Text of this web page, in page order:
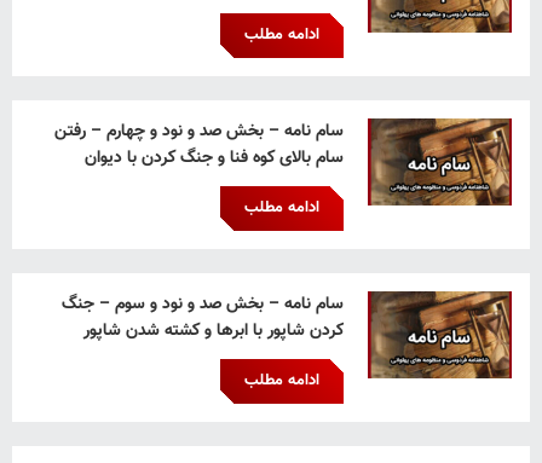
ادامه مطلب
سام نامه – بخش صد و نود و چهارم – رفتن
سام بالای کوه فنا و جنگ کردن با دیوان
ادامه مطلب
سام نامه – بخش صد و نود و سوم – جنگ
کردن شاپور با ابرها و کشته شدن شاپور
ادامه مطلب